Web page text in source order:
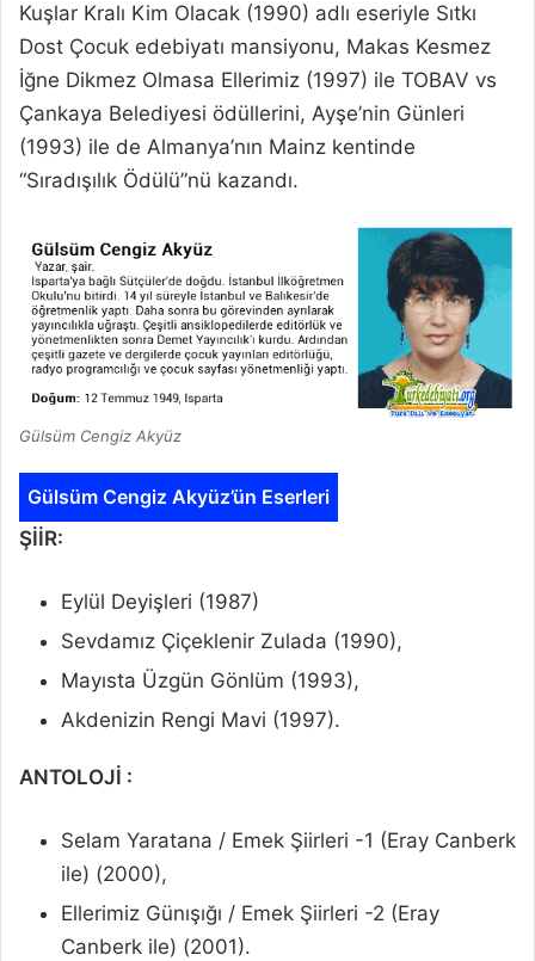
Kuşlar Kralı Kim Olacak (1990) adlı eseriyle Sıtkı
Dost Çocuk edebiyatı mansiyonu, Makas Kesmez
İğne Dikmez Olmasa Ellerimiz (1997) ile TOBAV vs
Çankaya Belediyesi ödüllerini, Ayşe’nin Günleri
(1993) ile de Almanya’nın Mainz kentinde
“Sıradışılık Ödülü”nü kazandı.
Gülsüm Cengiz Akyüz
Gülsüm Cengiz Akyüz’ün Eserleri
ŞİİR:
Eylül Deyişleri (1987)
Sevdamız Çiçeklenir Zulada (1990),
Mayısta Üzgün Gönlüm (1993),
Akdenizin Rengi Mavi (1997).
ANTOLOJİ :
Selam Yaratana / Emek Şiirleri -1 (Eray Canberk
ile) (2000),
Ellerimiz Günışığı / Emek Şiirleri -2 (Eray
Canberk ile) (2001).